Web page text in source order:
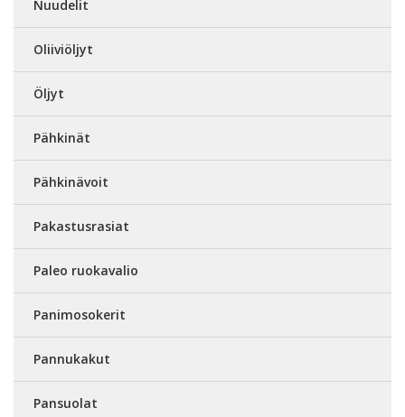
Nuudelit
Oliiviöljyt
Öljyt
Pähkinät
Pähkinävoit
Pakastusrasiat
Paleo ruokavalio
Panimosokerit
Pannukakut
Pansuolat